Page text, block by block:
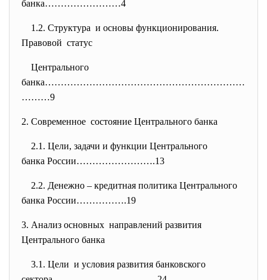
банка……………………4
1.2. Структура и основы функционирования.
Правовой статус
Центрального
банка………………………………………………………
………9
2. Современное состояние Центрального банка
2.1. Цели, задачи и функции Центрального
банка России…………………….13
2.2. Денежно – кредитная политика Центрального
банка России…………….19
3. Анализ основных направлений развития
Центрального банка
3.1. Цели и условия развития банковского